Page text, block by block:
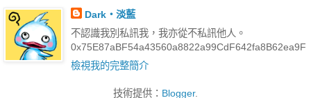
Dark‧淡藍
不認識我別私訊我，我亦從不私訊他人。
0x75E87aBF54a43560a8822a99CdF642fa8B62ea9F
檢視我的完整簡介
技術提供： Blogger.